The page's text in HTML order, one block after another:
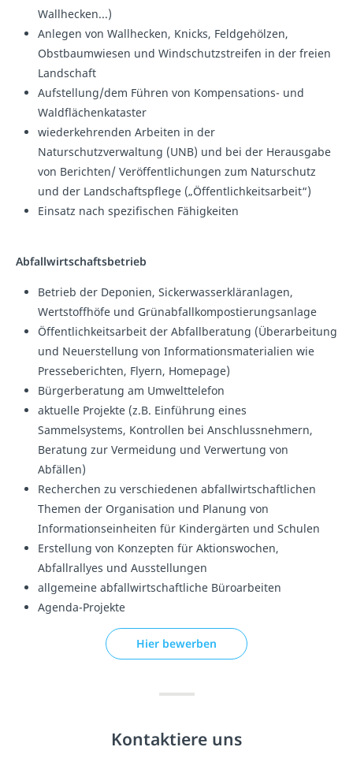
Wallhecken...)
Anlegen von Wallhecken, Knicks, Feldgehölzen,
Obstbaumwiesen und Windschutzstreifen in der freien
Landschaft
Aufstellung/dem Führen von Kompensations- und
Waldflächenkataster
wiederkehrenden Arbeiten in der
Naturschutzverwaltung (UNB) und bei der Herausgabe
von Berichten/ Veröffentlichungen zum Naturschutz
und der Landschaftspflege („Öffentlichkeitsarbeit“)
Einsatz nach spezifischen Fähigkeiten
Abfallwirtschaftsbetrieb
Betrieb der Deponien, Sickerwasserkläranlagen,
Wertstoffhöfe und Grünabfallkompostierungsanlage
Öffentlichkeitsarbeit der Abfallberatung (Überarbeitung
und Neuerstellung von Informationsmaterialien wie
Presseberichten, Flyern, Homepage)
Bürgerberatung am Umwelttelefon
aktuelle Projekte (z.B. Einführung eines
Sammelsystems, Kontrollen bei Anschlussnehmern,
Beratung zur Vermeidung und Verwertung von
Abfällen)
Recherchen zu verschiedenen abfallwirtschaftlichen
Themen der Organisation und Planung von
Informationseinheiten für Kindergärten und Schulen
Erstellung von Konzepten für Aktionswochen,
Abfallrallyes und Ausstellungen
allgemeine abfallwirtschaftliche Büroarbeiten
Agenda-Projekte
Hier bewerben
Kontaktiere uns